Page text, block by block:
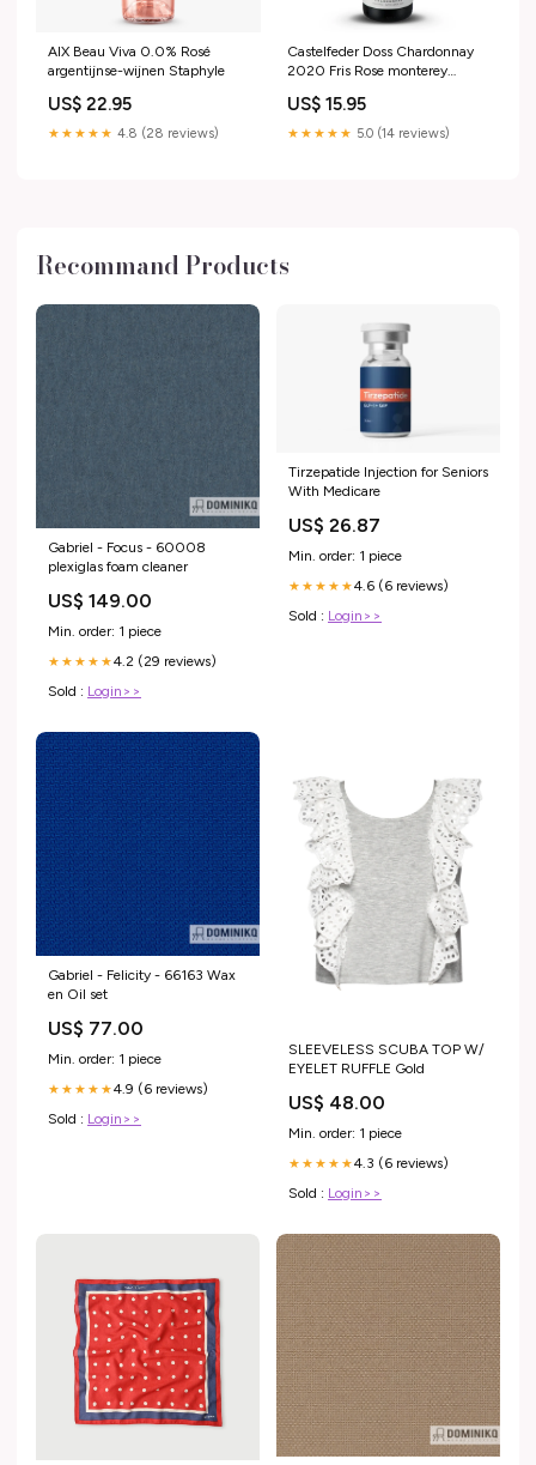
AIX Beau Viva 0.0% Rosé
argentijnse-wijnen Staphyle
US$ 22.95
★★★★★ 4.8 (28 reviews)
Castelfeder Doss Chardonnay
2020 Fris Rose monterey
US$ 15.95
★★★★★ 5.0 (14 reviews)
Recommand Products
Gabriel - Focus - 60008
plexiglas foam cleaner
US$ 149.00
Min. order: 1 piece
★★★★★4.2 (29 reviews)
Sold : Login>>
Tirzepatide Injection for Seniors
With Medicare
US$ 26.87
Min. order: 1 piece
★★★★★4.6 (6 reviews)
Sold : Login>>
Gabriel - Felicity - 66163 Wax
en Oil set
US$ 77.00
Min. order: 1 piece
★★★★★4.9 (6 reviews)
Sold : Login>>
SLEEVELESS SCUBA TOP W/
EYELET RUFFLE Gold
US$ 48.00
Min. order: 1 piece
★★★★★4.3 (6 reviews)
Sold : Login>>